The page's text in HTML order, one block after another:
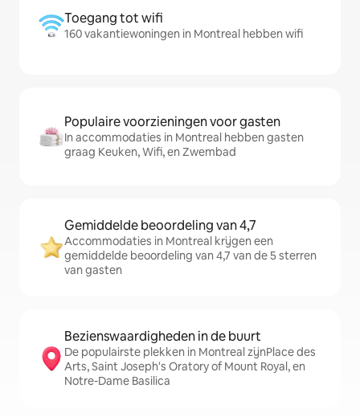
Toegang tot wifi
160 vakantiewoningen in Montreal hebben wifi
Populaire voorzieningen voor gasten
In accommodaties in Montreal hebben gasten
graag Keuken, Wifi, en Zwembad
Gemiddelde beoordeling van 4,7
Accommodaties in Montreal krijgen een
gemiddelde beoordeling van 4,7 van de 5 sterren
van gasten
Bezienswaardigheden in de buurt
De populairste plekken in Montreal zijnPlace des
Arts, Saint Joseph's Oratory of Mount Royal, en
Notre-Dame Basilica